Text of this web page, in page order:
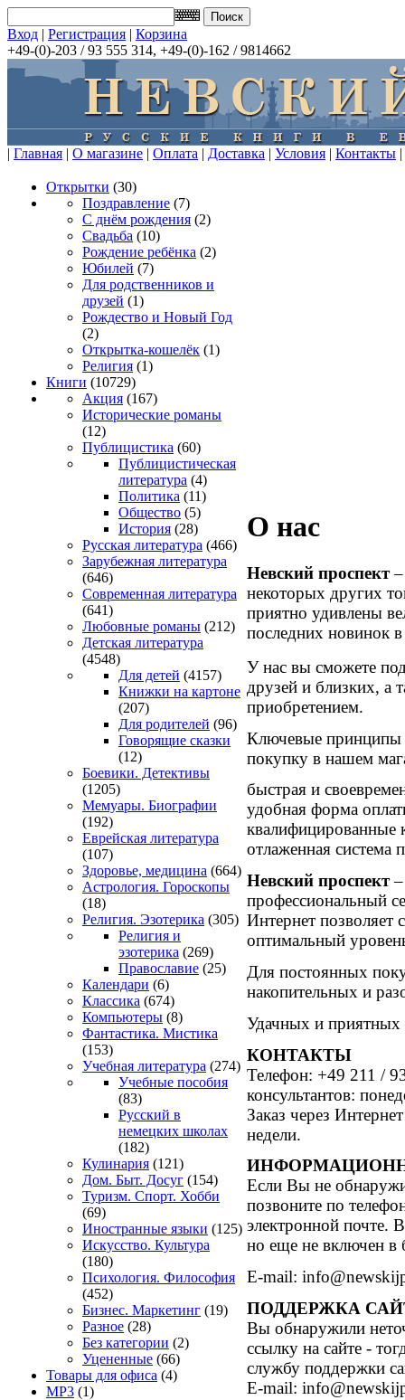
Вход | Регистрация | Корзина
+49-(0)-203 / 93 555 314, +49-(0)-162 / 9814662
| Главная | О магазине | Оплата | Доставка | Условия | Контакты |
Открытки (30)
Поздравление (7)
С днём рождения (2)
Свадьба (10)
Рождение ребёнка (2)
Юбилей (7)
Для родственников и
друзей (1)
Рождество и Новый Год
(2)
Открытка-кошелёк (1)
Религия (1)
Книги (10729)
Акция (167)
Исторические романы
(12)
Публицистика (60)
Публицистическая
литература (4)
Политика (11)
Общество (5)
История (28)
Русская литература (466)
Зарубежная литература
(646)
Современная литература
(641)
Любовные романы (212)
Детская литература
(4548)
Для детей (4157)
Книжки на картоне
(207)
Для родителей (96)
Говорящие сказки
(12)
Боевики. Детективы
(1205)
Мемуары. Биографии
(192)
Еврейская литература
(107)
Здоровье, медицина (664)
Астрология. Гороскопы
(18)
Религия. Эзотерика (305)
Религия и
эзотерика (269)
Православие (25)
Календари (6)
Классика (674)
Компьютеры (8)
Фантастика. Мистика
(153)
Учебная литература (274)
Учебные пособия
(83)
Русский в
немецких школах
(182)
Кулинария (121)
Дом. Быт. Досуг (154)
Туризм. Спорт. Хобби
(69)
Иностранные языки (125)
Искусство. Культура
(180)
Психология. Философия
(452)
Бизнес. Маркетинг (19)
Разное (28)
Без категории (2)
Уцененные (66)
Товары для офиса (4)
MP3 (1)
О нас
Невский проспект–
некоторых других
приятно удивлены
последних новинок
У нас вы сможете
друзей и близких, а
приобретением.
Ключевые принципы
покупку в нашем
быстрая и
удобная форма
квалифицированные
отлаженная система
Невский проспект
профессиональный
Интернет позволяет
оптимальный
Для постоянных
накопительных и
Удачных и
КОНТАКТЫ
Телефон: +49 211 /
консультантов:
Заказ через
недели.
Если Вы не
позвоните по
электронной почте.
но еще не включен в
E-mail:
ПОДДЕРЖКА
Вы обнаружили
ссылку на сайте -
службу поддержки
E-mail: